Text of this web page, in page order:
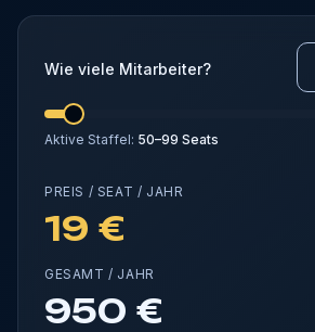
Wie viele Mitarbeiter?
Aktive Staffel: 50–99 Seats
PREIS / SEAT / JAHR
19 €
GESAMT / JAHR
950 €